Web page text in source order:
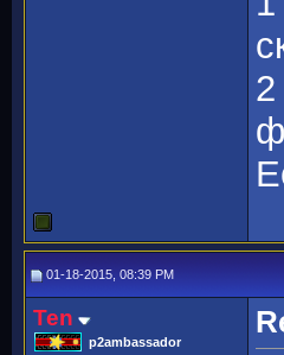
01-18-2015, 08:39 PM
Ten
p2ambassador